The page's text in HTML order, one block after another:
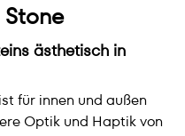
ästhetisch in
für innen und außen
Optik und Haptik von